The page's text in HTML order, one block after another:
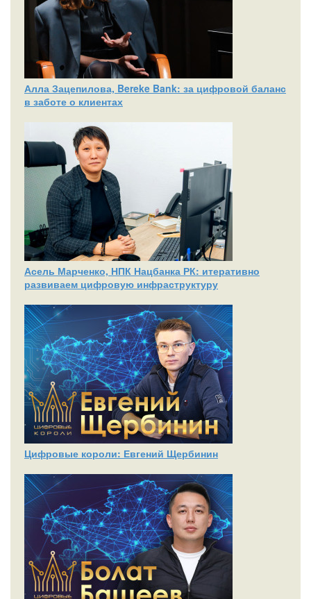
Алла Зацепилова, Bereke Bank: за цифровой баланс
в заботе о клиентах
Асель Марченко, НПК Нацбанка РК: итеративно
развиваем цифровую инфраструктуру
Цифровые короли: Евгений Щербинин